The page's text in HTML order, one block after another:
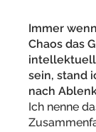
Immer
Chaos das
sein, stand
nach
Ich nenne